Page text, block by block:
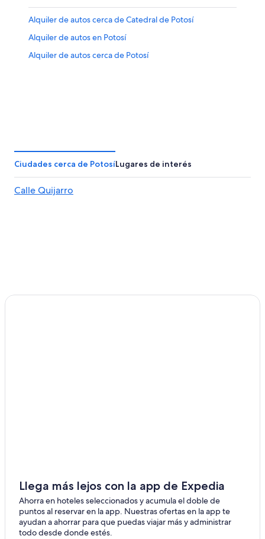
Alquiler de autos cerca de Catedral de Potosí
Alquiler de autos en Potosí
Alquiler de autos cerca de Potosí
Ciudades cerca de PotosíLugares de interés
Calle Quijarro
Llega más lejos con la app de Expedia
Ahorra en hoteles seleccionados y acumula el doble de
puntos al reservar en la app. Nuestras ofertas en la app te
ayudan a ahorrar para que puedas viajar más y administrar
todo desde donde estés.